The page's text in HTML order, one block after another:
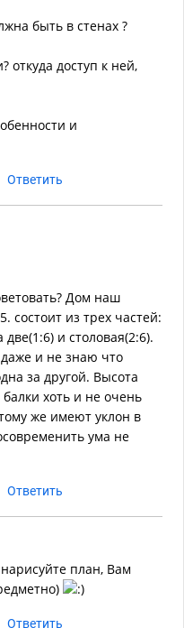
быть в стенах ?
доступ к ней,
и
Ответить
Дом наш
состоит из трех частей:
и столовая(2:6).
и не знаю что
за другой. Высота
хоть и не очень
же имеют уклон в
ума не
Ответить
план, Вам
Ответить